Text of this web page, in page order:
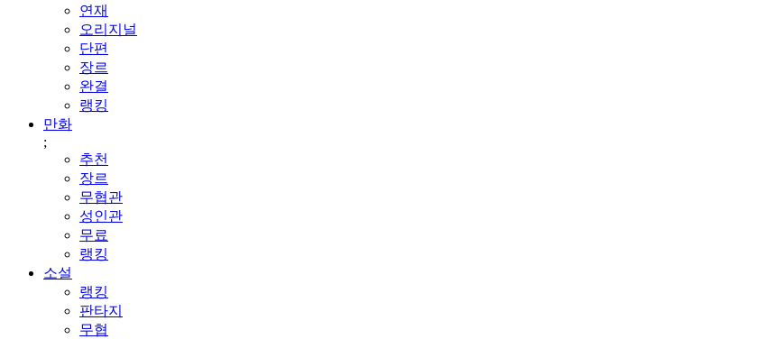
연재
오리지널
단편
장르
완결
랭킹
만화
;
추천
장르
무협관
성인관
무료
랭킹
소설
랭킹
판타지
무협